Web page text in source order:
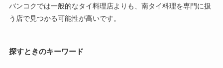
バンコクでは一般的なタイ料理店よりも、南タイ料理を専門に扱
う店で見つかる可能性が高いです。
探すときのキーワード